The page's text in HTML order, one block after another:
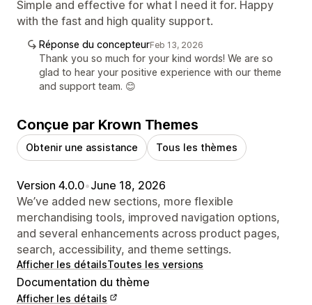
Simple and effective for what I need it for. Happy
with the fast and high quality support.
Réponse du concepteurFeb 13, 2026
Thank you so much for your kind words! We are so
glad to hear your positive experience with our theme
and support team. 😊
Conçue par Krown Themes
Obtenir une assistance Tous les thèmes
Version 4.0.0•June 18, 2026
We’ve added new sections, more flexible
merchandising tools, improved navigation options,
and several enhancements across product pages,
search, accessibility, and theme settings.
Afficher les détailsToutes les versions
Documentation du thème
Afficher les détails